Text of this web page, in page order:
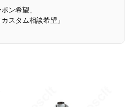
と同じく、清潔に乾燥を保ち、鋭
っての破れを避けてください。
用
止のため、透明ポーチで区分収納
の管理を行ってください。
ン希望」
スタム相談希望」